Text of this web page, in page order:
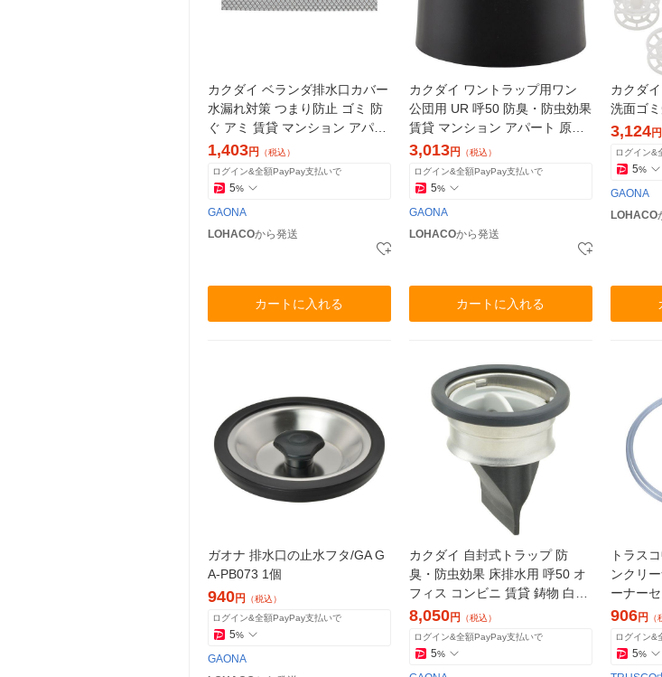
カクダイ ベランダ排水口カバー
水漏れ対策 つまり防止 ゴミ 防
ぐ アミ 賃貸 マンション アパー
ト 豪雨 雨 落ち葉 GA-KW062 1
個
1,403円
（税込）
ログイン&全額PayPay支払いで
5%
GAONA
LOHACOから発送
カートに入れる
カクダイ ワントラップ用ワン
公団用 UR 呼50 防臭・防虫効果
賃貸 マンション アパート 原状
回復 補修 交換 GA-KW064 1個
3,013円
（税込）
ログイン&全額PayPay支払いで
5%
GAONA
LOHACOから発送
カートに入れる
カクダ
洗面ゴ
3,124円
ログイン&
5%
GAONA
LOHACO
ガオナ 排水口の止水フタ/GA G
A-PB073 1個
940円
（税込）
ログイン&全額PayPay支払いで
5%
GAONA
カクダイ 自封式トラップ 防
臭・防虫効果 床排水用 呼50 オ
フィス コンビニ 賃貸 鋳物 白ガ
ス 自己閉幕 GA-KW063 1個
8,050円
（税込）
ログイン&全額PayPay支払いで
5%
トラス
ンクリ
ーナー
1-3279
906円
（
ログイン&
5%